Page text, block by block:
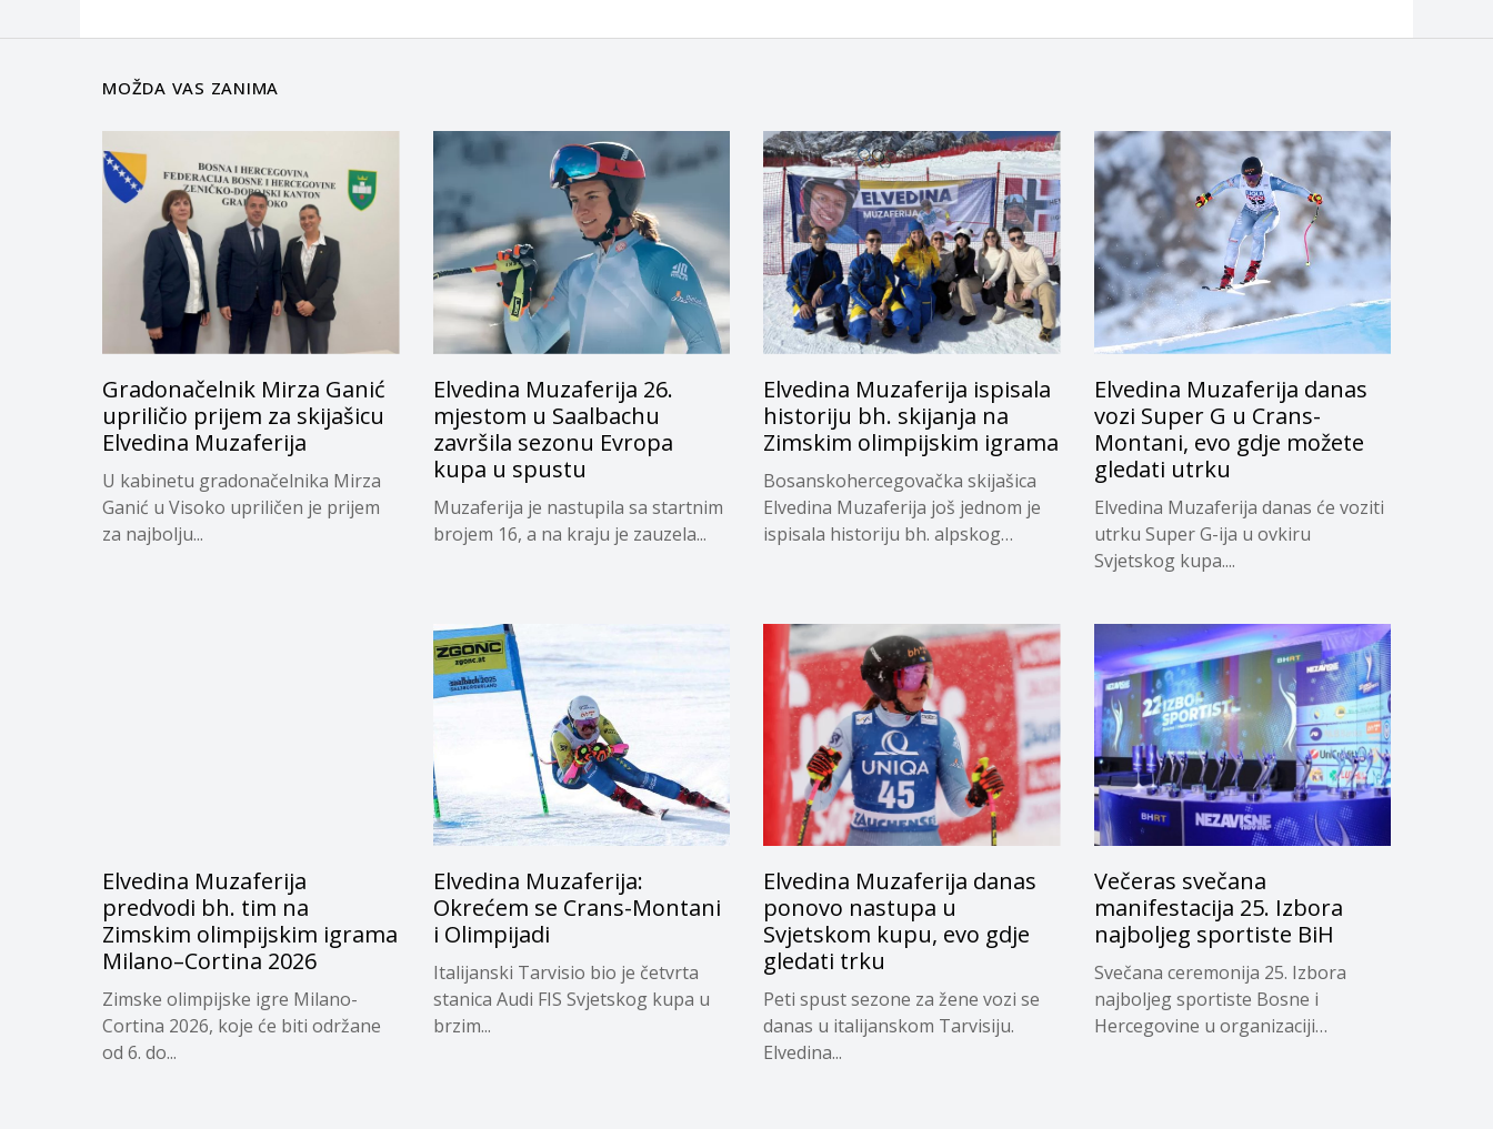
MOŽDA VAS ZANIMA
Gradonačelnik Mirza Ganić
upriličio prijem za skijašicu
Elvedina Muzaferija
U kabinetu gradonačelnika Mirza
Ganić u Visoko upriličen je prijem
za najbolju...
Elvedina Muzaferija 26.
mjestom u Saalbachu
završila sezonu Evropa
kupa u spustu
Muzaferija je nastupila sa startnim
brojem 16, a na kraju je zauzela...
Elvedina Muzaferija ispisala
historiju bh. skijanja na
Zimskim olimpijskim igrama
Bosanskohercegovačka skijašica
Elvedina Muzaferija još jednom je
ispisala historiju bh. alpskog
Elvedina Muzaferija danas
vozi Super G u Crans-
Montani, evo gdje možete
gledati utrku
Elvedina Muzaferija danas će voziti
utrku Super G-ija u ovkiru
Svjetskog kupa....
Elvedina Muzaferija
predvodi bh. tim na
Zimskim olimpijskim igrama
Milano–Cortina 2026
Zimske olimpijske igre Milano-
Cortina 2026, koje će biti održane
od 6. do...
Elvedina Muzaferija:
Okrećem se Crans-Montani
i Olimpijadi
Italijanski Tarvisio bio je četvrta
stanica Audi FIS Svjetskog kupa u
brzim...
Elvedina Muzaferija danas
ponovo nastupa u
Svjetskom kupu, evo gdje
gledati trku
Peti spust sezone za žene vozi se
danas u italijanskom Tarvisiju.
Elvedina...
Večeras svečana
manifestacija 25. Izbora
najboljeg sportiste BiH
Svečana ceremonija 25. Izbora
najboljeg sportiste Bosne i
Hercegovine u organizaciji